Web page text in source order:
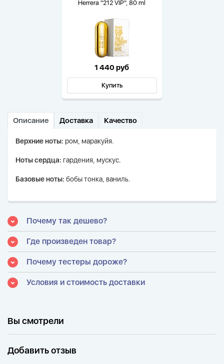
Herrera "212 VIP", 80 ml
1 440 руб
Купить
Описание Доставка Качество
Верхние ноты: ром, маракуйя.
Ноты сердца: гардения, мускус.
Базовые ноты: бобы тонка, ваниль.
Почему так дешево?
Где произведен товар?
Почему тестеры дороже?
Условия и стоимость доставки
Вы смотрели
Добавить отзыв